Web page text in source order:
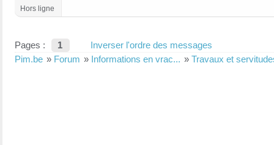
Hors ligne
Pages : 1
Inverser l'ordre des messages
Pim.be » Forum » Informations en vrac... » Travaux et